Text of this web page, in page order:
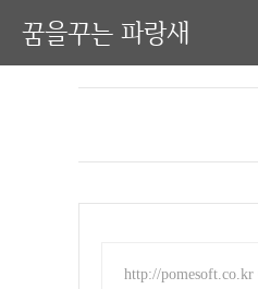
꿈을꾸는 파랑새
http://pomesoft.co.kr